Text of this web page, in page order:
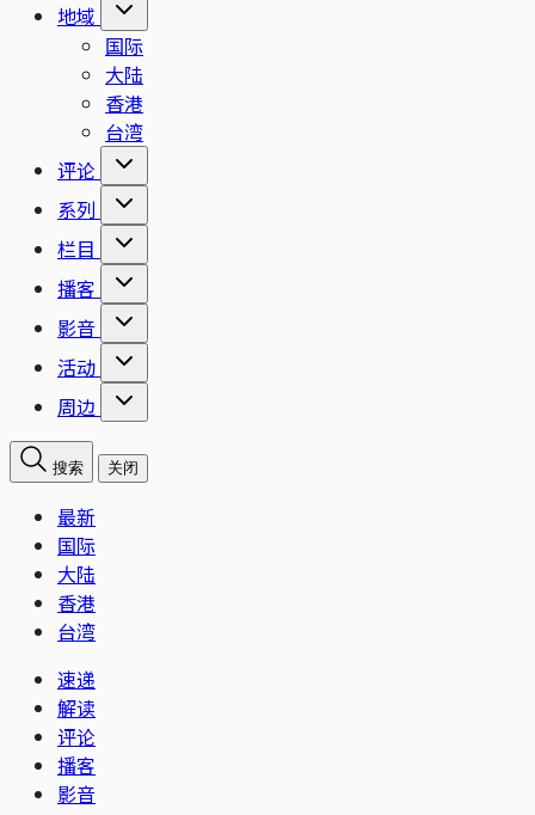
地域
国际
大陆
香港
台湾
评论
系列
栏目
播客
影音
活动
周边
搜索 关闭
最新
国际
大陆
香港
台湾
速递
解读
评论
播客
影音